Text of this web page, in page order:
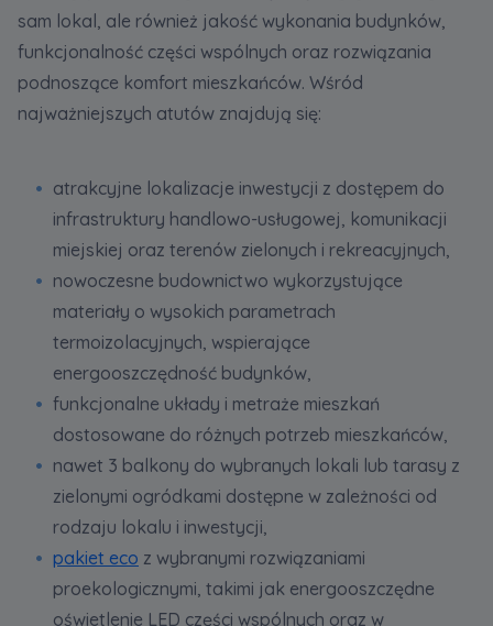
sam lokal, ale również jakość wykonania budynków,
funkcjonalność części wspólnych oraz rozwiązania
podnoszące komfort mieszkańców. Wśród
najważniejszych atutów znajdują się:
atrakcyjne lokalizacje inwestycji z dostępem do
infrastruktury handlowo-usługowej, komunikacji
miejskiej oraz terenów zielonych i rekreacyjnych,
nowoczesne budownictwo wykorzystujące
materiały o wysokich parametrach
termoizolacyjnych, wspierające
energooszczędność budynków,
funkcjonalne układy i metraże mieszkań
dostosowane do różnych potrzeb mieszkańców,
nawet 3 balkony do wybranych lokali lub tarasy z
zielonymi ogródkami dostępne w zależności od
rodzaju lokalu i inwestycji,
pakiet eco z wybranymi rozwiązaniami
proekologicznymi, takimi jak energooszczędne
oświetlenie LED części wspólnych oraz w